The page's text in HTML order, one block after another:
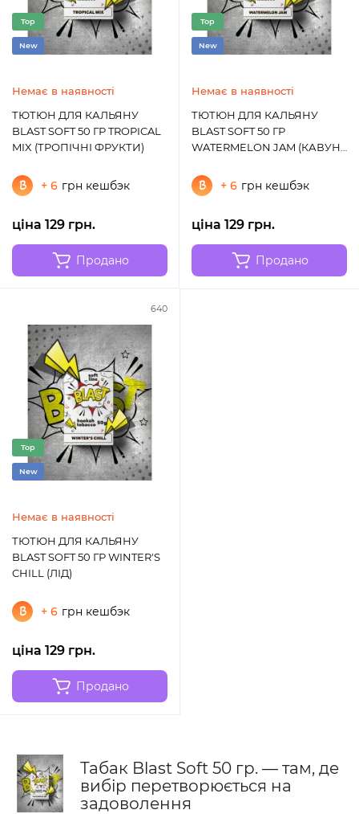
Top
New
Немає в наявності
ТЮТЮН ДЛЯ КАЛЬЯНУ
BLAST SOFT 50 ГР TROPICAL
MIX (ТРОПІЧНІ ФРУКТИ)
+ 6 грн кешбэк
ціна 129 грн.
Продано
Top
New
Немає в наявності
ТЮТЮН ДЛЯ КАЛЬЯНУ
BLAST SOFT 50 ГР
WATERMELON JAM (КАВУН
+ 6 грн кешбэк
ціна 129 грн.
Продано
640
Top
New
Немає в наявності
ТЮТЮН ДЛЯ КАЛЬЯНУ
BLAST SOFT 50 ГР WINTER'S
CHILL (ЛІД)
+ 6 грн кешбэк
ціна 129 грн.
Продано
Табак Blast Soft 50 гр. — там, де
вибір перетворюється на
задоволення